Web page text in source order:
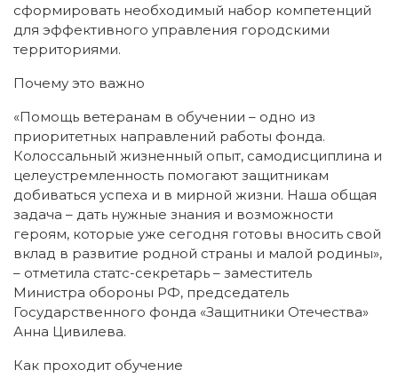
сформировать необходимый набор компетенций
для эффективного управления городскими
территориями.
Почему это важно
«Помощь ветеранам в обучении – одно из
приоритетных направлений работы фонда.
Колоссальный жизненный опыт, самодисциплина и
целеустремленность помогают защитникам
добиваться успеха и в мирной жизни. Наша общая
задача – дать нужные знания и возможности
героям, которые уже сегодня готовы вносить свой
вклад в развитие родной страны и малой родины»,
– отметила статс-секретарь – заместитель
Министра обороны РФ, председатель
Государственного фонда «Защитники Отечества»
Анна Цивилева.
Как проходит обучение